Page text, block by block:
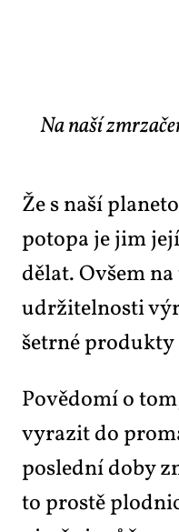
Na naší
Že s na­ší
po­to­pa je jim
dě­lat. Ovšem
udr­ži­tel­nos­ti
še­tr­né
Po­vě­do­mí o
vy­ra­zit do
po­sled­ní do­by
to pros­tě